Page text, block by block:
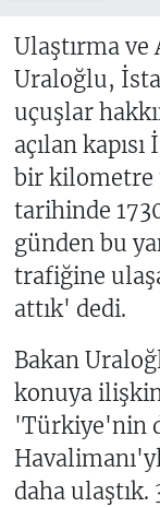
Ulaştırma ve
Uraloğlu,
uçuşlar
açılan
bir kilometre
tarihinde
günden bu
trafiğine
attık' dedi.
Bakan
konuya ilişkin
'Türkiye'nin
daha ulaştık.